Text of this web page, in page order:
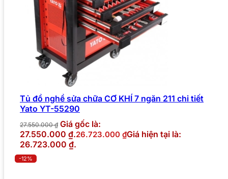
Tủ đồ nghề sửa chữa CƠ KHÍ 7 ngăn 211 chi tiết
Yato YT-55290
27.550.000₫ Giá gốc là:
27.550.000 ₫.26.723.000 ₫Giá hiện tại là:
26.723.000 ₫.
-12%